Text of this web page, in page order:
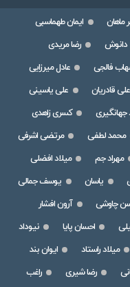
ماهان
ایمان طهماسبی
دانوش
رضا مریدی
فالجی
عادل میرزایی
علی قادریان
علی یاسینی
جهانگیری
کسری زاهدی
محمد لطفی
مرتضی اشرفی
مهراد جم
میلاد افضلی
یاسان
یوسف جمالی
چاوشی
آرون افشار
احسان پایا
نیوداد
میلاد راستاد
ایوان بند
رضا شیری
راغب